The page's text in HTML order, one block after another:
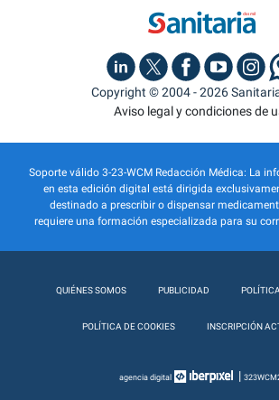
Copyright © 2004 - 2026
Aviso legal y condiciones de
Soporte válido 3-23-WCM Redacción Médica: La
en esta edición digital está dirigida
destinado a prescribir o dispensar
requiere una formación especializada para su
QUIÉNES SOMOS PUBLICIDAD
POLÍTICA DE COOKIES INSCRIPCIÓN
agencia digital |